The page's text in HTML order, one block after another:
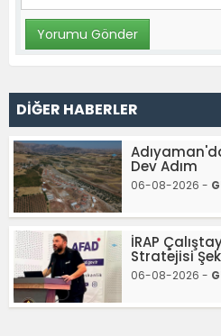
DİĞER HABERLER
Dev Adım
06-08-2026 -
İRAP
Stratejisi
06-08-2026 -